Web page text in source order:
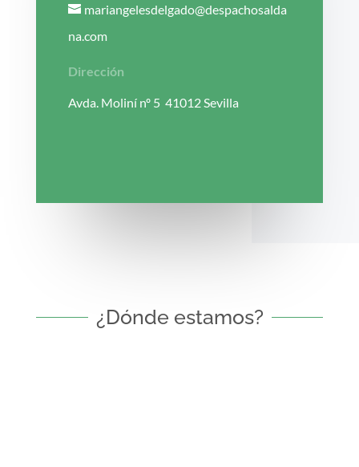
mariangelesdelgado@despachosalda
na.com
Dirección
Avda. Moliní nº 5 41012 Sevilla
¿Dónde estamos?